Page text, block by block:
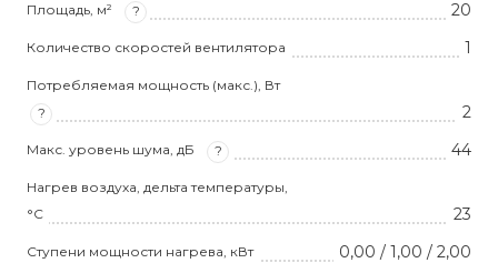
Площадь, м² ? 20
Количество скоростей вентилятора 1
Потребляемая мощность (макс.), Вт
?
2
Макс. уровень шума, дБ ? 44
Нагрев воздуха, дельта температуры,
°С
23
Ступени мощности нагрева, кВт 0,00 / 1,00 / 2,00